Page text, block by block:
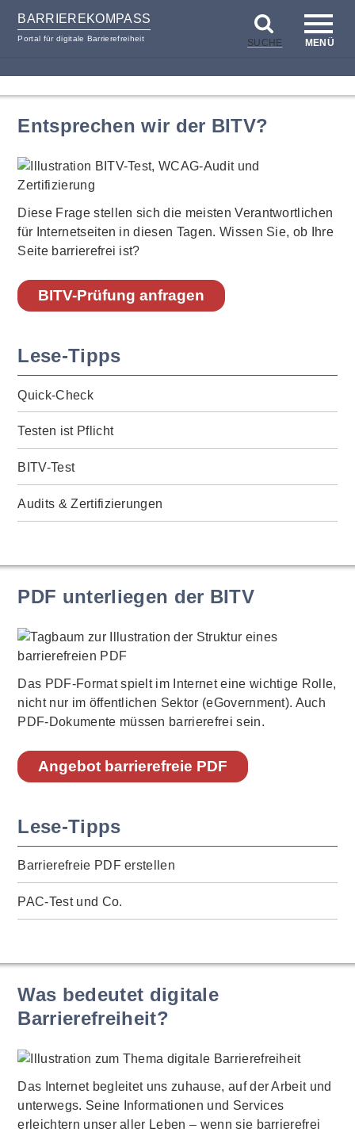
BARRIEREKOMPASS
Portal für digitale Barrierefreiheit SUCHE MENÜ
Entsprechen wir der BITV?
Diese Frage stellen sich die meisten Verantwortlichen
für Internetseiten in diesen Tagen. Wissen Sie, ob Ihre
Seite barrierefrei ist?
BITV-Prüfung anfragen
Lese-Tipps
Quick-Check
Testen ist Pflicht
BITV-Test
Audits & Zertifizierungen
PDF unterliegen der BITV
Das PDF-Format spielt im Internet eine wichtige Rolle,
nicht nur im öffentlichen Sektor (eGovernment). Auch
PDF-Dokumente müssen barrierefrei sein.
Angebot barrierefreie PDF
Lese-Tipps
Barrierefreie PDF erstellen
PAC-Test und Co.
Was bedeutet digitale
Barrierefreiheit?
Das Internet begleitet uns zuhause, auf der Arbeit und
unterwegs. Seine Informationen und Services
erleichtern unser aller Leben – wenn sie barrierefrei